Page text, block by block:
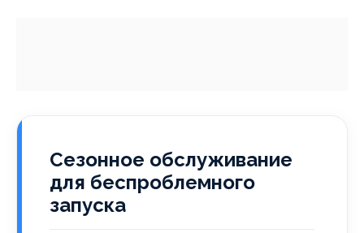
Сезонное обслуживание
для беспроблемного
запуска